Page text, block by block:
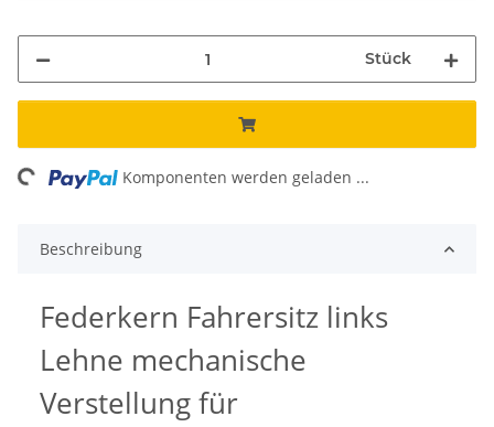
Stück
Komponenten werden geladen ...
Beschreibung
Federkern Fahrersitz links
Lehne mechanische
Verstellung für